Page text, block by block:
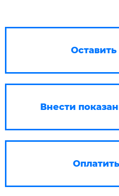
Оставить
Внести